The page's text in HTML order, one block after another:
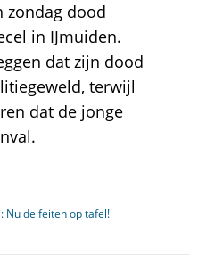
zondag dood
in IJmuiden.
dat zijn dood
terwijl
dat de jonge
Nu de feiten op tafel!